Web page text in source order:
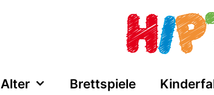
Alter Brettspiele